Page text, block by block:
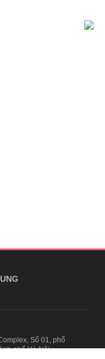
Số 01, phố
5555, máy lẻ 62.370